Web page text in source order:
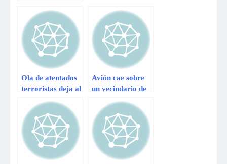
dólares en tres
meses
Ola de atentados
terroristas deja al
menos 25 muertos
en Irak
Avión cae sobre
un vecindario de
Connecticut y
deja cuatro
muertos